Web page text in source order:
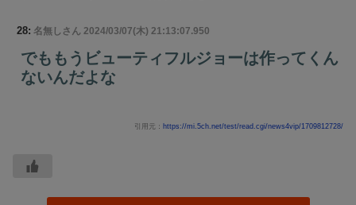
28: 名無しさん 2024/03/07(木) 21:13:07.950
でももうビューティフルジョーは作ってくん
ないんだよな
引用元： https://mi.5ch.net/test/read.cgi/news4vip/1709812728/